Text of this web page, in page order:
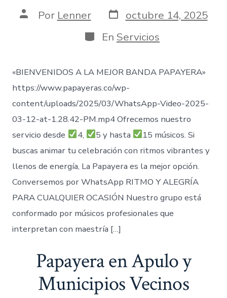
AutorPor Lenner Fecha
de
publicación
octubre 14, 2025
Categorías
En Servicios
«BIENVENIDOS A LA MEJOR BANDA PAPAYERA»
https://www.papayeras.co/wp-
content/uploads/2025/03/WhatsApp-Video-2025-
03-12-at-1.28.42-PM.mp4 Ofrecemos nuestro
servicio desde
4, 5 y hasta
15 músicos. Si
buscas animar tu celebración con ritmos vibrantes y
llenos de energía, La Papayera es la mejor opción.
Conversemos por WhatsApp RITMO Y ALEGRÍA
PARA CUALQUIER OCASIÓN Nuestro grupo está
conformado por músicos profesionales que
interpretan con maestría […]
Papayera en Apulo y
Municipios Vecinos